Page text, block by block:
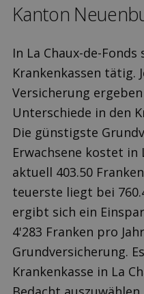
Kanton
In La Chaux-de-
Krankenkassen tätig.
Versicherung
Unterschiede in den
Die günstigste
Erwachsene kostet in
aktuell 403.50
teuerste liegt bei
ergibt sich ein
4'283 Franken pro
Grundversicherung.
Krankenkasse in La